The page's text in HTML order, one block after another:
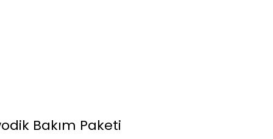
Bakım Paketi